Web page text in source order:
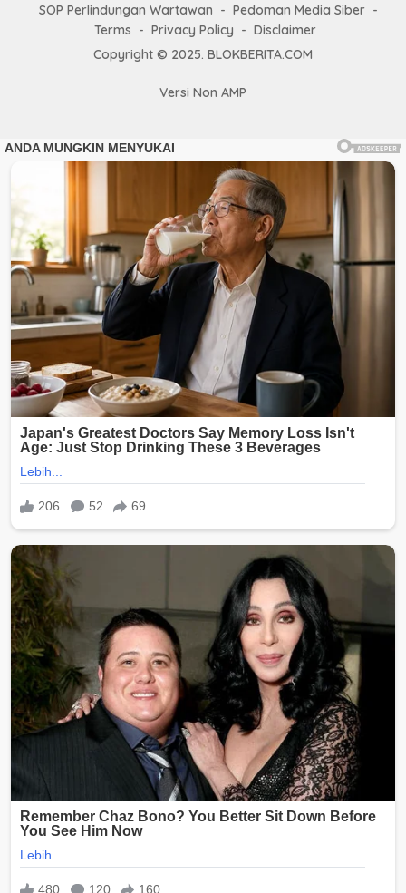
SOP Perlindungan Wartawan
Pedoman Media Siber
Terms
Privacy Policy
Disclaimer
Copyright © 2025. BLOKBERITA.COM
Versi Non AMP